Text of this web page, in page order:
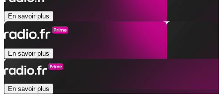
En savoir plus
En savoir plus
En savoir plus